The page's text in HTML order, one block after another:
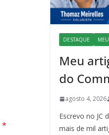
*
DESTAQUE
Meu
do
agosto 4, 2026
Escrevo no JC
mais de mil